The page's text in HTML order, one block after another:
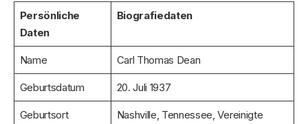
Persönliche
Daten
Biografiedaten
Name Carl Thomas Dean
Geburtsdatum 20. Juli 1937
Geburtsort
Nashville, Tennessee, Vereinigte